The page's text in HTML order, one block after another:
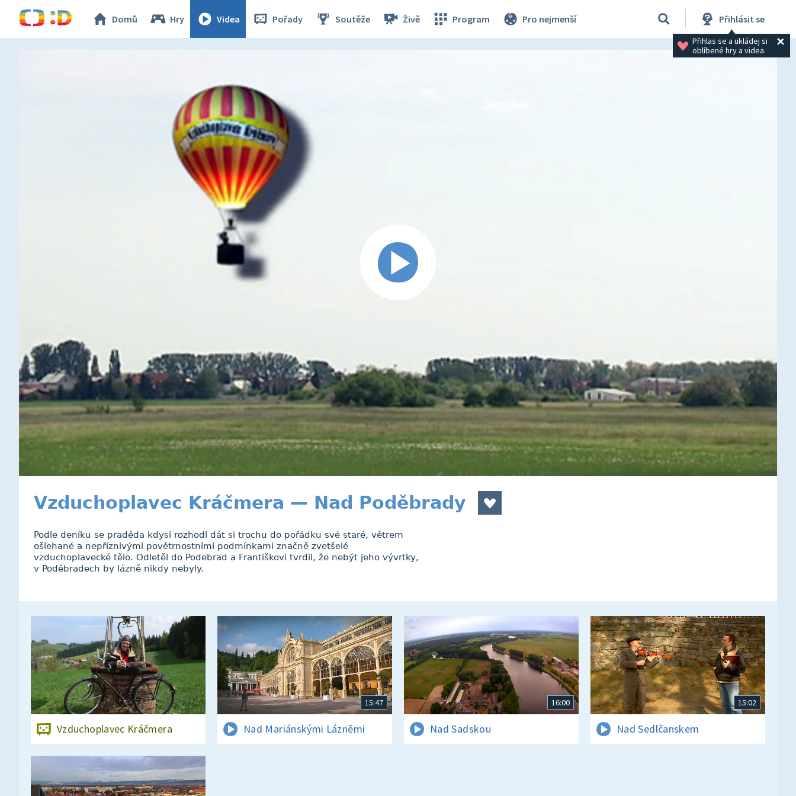
Domů Hry Videa Pořady Soutěže Živě Program Pro nejmenší Přihlásit se
Přihlas se a ukládej si
oblíbené hry a videa.
Vzduchoplavec Kráčmera — Nad Poděbrady
Podle deníku se praděda kdysi rozhodl dát si trochu do pořádku své staré, větrem
ošlehané a nepříznivými povětrnostními podmínkami značně zvetšelé
vzduchoplavecké tělo. Odletěl do Podebrad a Františkovi tvrdil, že nebýt jeho vývrtky,
v Poděbradech by lázně nikdy nebyly.
Vzduchoplavec Kráčmera
15:47
Nad Mariánskými Lázněmi
16:00
Nad Sadskou
15:02
Nad Sedlčanskem